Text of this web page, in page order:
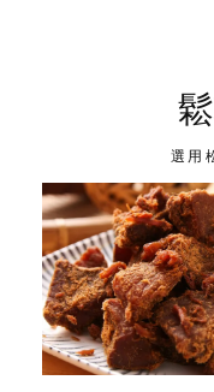
選用